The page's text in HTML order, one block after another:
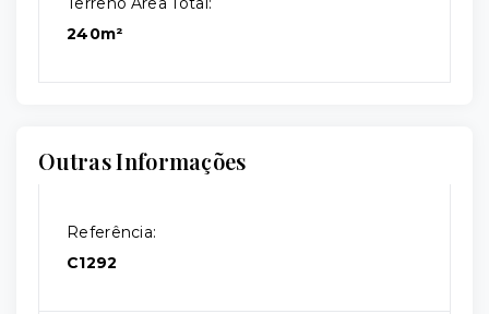
240m²
Outras Informações
Referência:
C1292